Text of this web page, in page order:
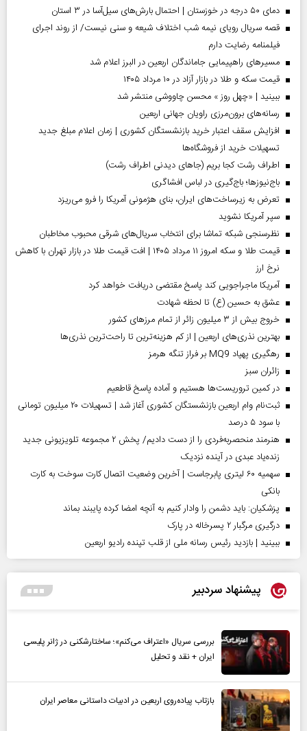
دمای ۵۰ درجه در خوزستان | احتمال بارش‌های سیل‌آسا در ۳ استان
قصه سریال رویای نیمه شب اختلاف شیعه و سنی نیست/ از روند اجرای
فیلمنامه رضایت دارم
مسیر‌های راهپیمایی جاماندگان اربعین در البرز اعلام شد
قیمت سکه و طلا در بازار آزاد در ۱۰ مرداد ۱۴۰۵
ببینید | «چهل روز » محسن چاووشی منتشر شد
رسانه‌های برون‌مرزی راویان جهانی اربعین
افزایش سقف اعتبار خرید بازنشستگان کشوری | زمان اعلام مبلغ جدید
تسهیلات خرید از فروشگاه‌ها
اطراف رشت کجا بریم (جاهای دیدنی اطراف رشت)
باج‌نیوزها؛ باج‌گیری در لباس افشاگری
تعرض به زیرساخت‌های ایران، بنای هژمونی آمریکا را فرو می‌ریزد
سپر آمریکا نشوید
نظرسنجی شبکه تماشا برای انتخاب سریال‌های شرقی محبوب مخاطبان
قیمت طلا و سکه امروز ۱۱ مرداد ۱۴۰۵ | افت قیمت طلا در بازار تهران با کاهش
نرخ ارز
آمریکا ماجراجویی کند پاسخ مقتضی دریافت خواهد کرد
عشق به حسین (ع) تا لحظه شهادت
خروج بیش از ۳ میلیون زائر از تمام مرز‌های کشور
بهترین نذری‌های اربعین | از کم هزینه‌ترین تا راحت‌ترین نذری‌ها
رهگیری پهپاد MQ9 بر فراز تنگه هرمز
‌زائران سبز
در کمین تروریست‌ها هستیم و آماده پاسخ قاطعیم
ثبت‌نام وام اربعین بازنشستگان کشوری آغاز شد | تسهیلات ۲۰ میلیون تومانی
با سود ۵ درصد
هنرمند منحصر‌به‌فردی را از دست دادیم/ پخش ۲ مجموعه تلویزیونی جدید
زنده‌یاد عبدی در آینده نزدیک
سهمیه ۶۰ لیتری پابرجاست | آخرین وضعیت اتصال کارت سوخت به کارت
بانکی
پزشکیان: باید دشمن را وادار کنیم به آنچه امضا کرده پایبند بماند
درگیری مرگبار ۲ پسرخاله در پارک
ببینید | بازدید رئیس رسانه ملی از قلب تپنده رادیو اربعین
پیشنهاد سردبیر
بررسی سریال «اعتراف می‌کنم»؛ ساختارشکنی در ژانر پلیسی
ایران + نقد و تحلیل
بازتاب پیاده‌روی اربعین در ادبیات داستانی معاصر ایران